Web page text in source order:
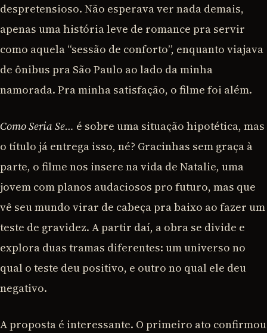
despretensioso. Não esperava ver nada demais,
apenas uma história leve de romance pra servir
como aquela “sessão de conforto”, enquanto viajava
de ônibus pra São Paulo ao lado da minha
namorada. Pra minha satisfação, o filme foi além.
Como Seria Se… é sobre uma situação hipotética, mas
o título já entrega isso, né? Gracinhas sem graça à
parte, o filme nos insere na vida de Natalie, uma
jovem com planos audaciosos pro futuro, mas que
vê seu mundo virar de cabeça pra baixo ao fazer um
teste de gravidez. A partir daí, a obra se divide e
explora duas tramas diferentes: um universo no
qual o teste deu positivo, e outro no qual ele deu
negativo.
A proposta é interessante. O primeiro ato confirmou